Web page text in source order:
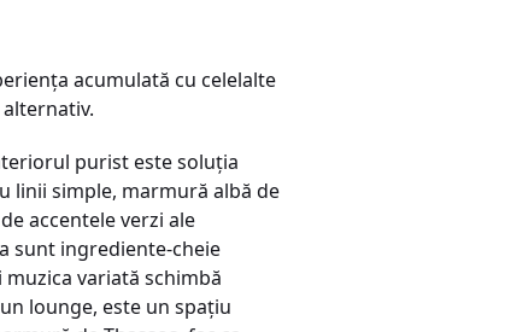
acumulată cu celelalte
purist este soluţia
linii simple, marmură albă de
accentele verzi ale
sunt ingrediente-cheie
variată schimbă
lounge, este un spaţiu